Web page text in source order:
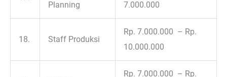
Planning
7.000.000
18. Staff Produksi
Rp. 7.000.000 – Rp.
10.000.000
Rp. 7.000.000 – Rp.